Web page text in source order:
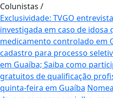
Colunistas /
Exclusividade: TVGO
investigada em caso de
medicamento controlado em
cadastro para processo
em Guaíba; Saiba como
gratuitos de qualificação
quinta-feira em Guaíba